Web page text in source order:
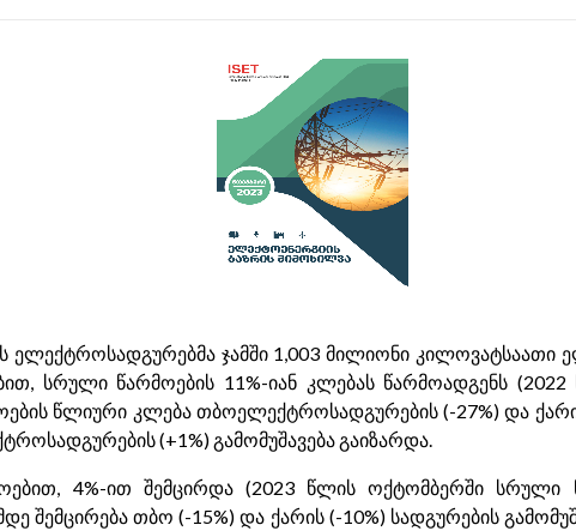
ჯამში 1,003 მილიონი კილოვატსაათი
სრული წარმოების 11%-იან კლებას წარმოადგენს
წლიური კლება თბოელექტროსადგურების (-27%) და
(+1%) გამომუშავება გაიზარდა.
4%-ით შემცირდა (2023 წლის ოქტომბერში სრული
შემცირება თბო (-15%) და ქარის (-10%) სადგურების